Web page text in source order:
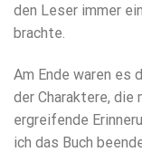
den Leser immer
brachte.
Am Ende waren
der Charaktere, die
ergreifende
ich das Buch